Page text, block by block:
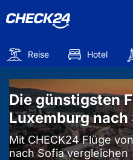
Reise Hotel
Die günstigsten
Luxemburg nach
Mit CHECK24 Flüge
nach Sofia vergleichen